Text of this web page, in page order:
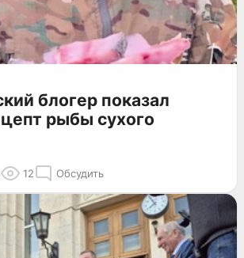
блогер показал
рыбы сухого
12 Обсудить